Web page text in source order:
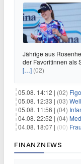
Jährige aus
der Favoritinnen als
[…] (02)
05.08. 14:12 | (02)
05.08. 12:33 | (03)
05.08. 11:56 | (04)
04.08. 22:52 | (04)
04.08. 18:07 | (00)
FINANZNEWS